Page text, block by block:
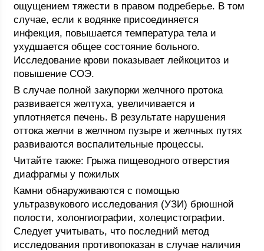
ощущением тяжести в правом подреберье. В том
случае, если к водянке присоединяется
инфекция, повышается температура тела и
ухудшается общее состояние больного.
Исследование крови показывает лейкоцитоз и
повышение СОЭ.
В случае полной закупорки желчного протока
развивается желтуха, увеличивается и
уплотняется печень. В результате нарушения
оттока желчи в желчном пузыре и желчных путях
развиваются воспалительные процессы.
Читайте также: Грыжа пищеводного отверстия
диафрагмы у пожилых
Камни обнаруживаются с помощью
ультразвукового исследования (УЗИ) брюшной
полости, холонгиографии, холецистографии.
Следует учитывать, что последний метод
исследования противопоказан в случае наличия